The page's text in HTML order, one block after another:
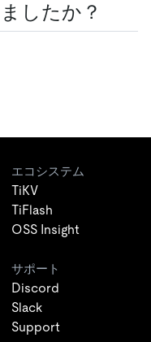
したか？
エコシステム
TiKV
TiFlash
OSS Insight
サポート
Discord
Slack
Support